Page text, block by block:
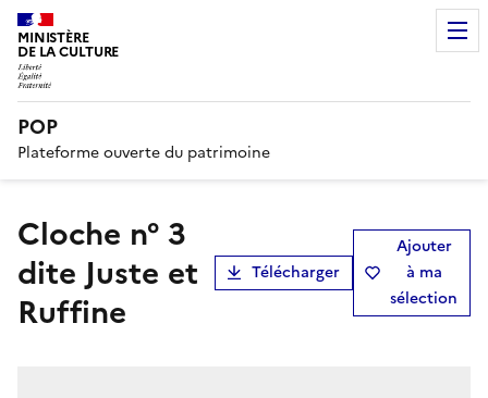
MINISTÈRE
DE LA CULTURE
POP
Plateforme ouverte du patrimoine
cloche n° 3
dite Juste et
Ruffine
Télécharger
Ajouter
à ma
sélection